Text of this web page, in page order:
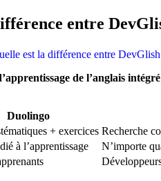
entre
est la différence entre
de l’anglais
Duolingo
+ exercices Recherche
à l’apprentissage
N’importe